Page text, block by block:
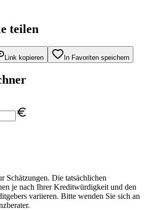
teilen
Link kopieren In Favoriten speichern
Schätzungen. Die tatsächlichen
je nach Ihrer Kreditwürdigkeit und den
variieren. Bitte wenden Sie sich an